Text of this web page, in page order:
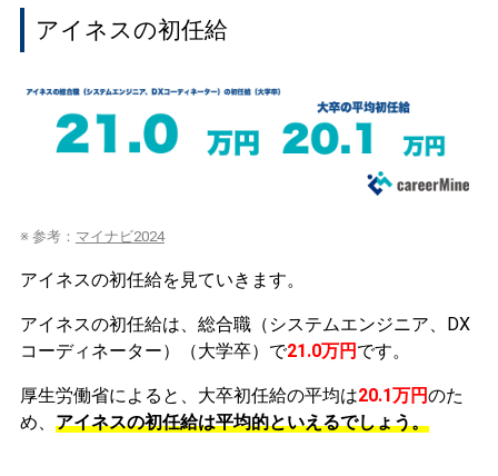
アイネスの初任給
※ 参考： マイナビ2024
アイネスの初任給を見ていきます。
アイネスの初任給は、総合職（システムエンジニア、DX
コーディネーター）（大学卒）で21.0万円 です。
厚生労働省によると、大卒初任給の平均は20.1万円のた
め、 アイネスの初任給は平均的といえるでしょう。